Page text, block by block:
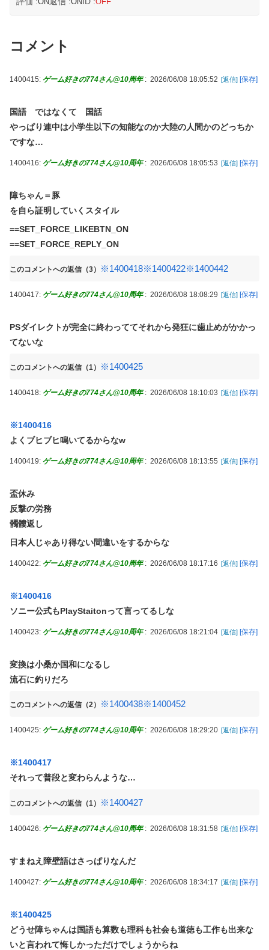
コメント
1400415: ゲーム好きの774さん@10周年 : 2026/06/08 18:05:52 [返信] [保存]
国語 ではなくて 国話
やっぱり連中は小学生以下の知能なのか大陸の人間かのどっちか
ですな…
1400416: ゲーム好きの774さん@10周年 : 2026/06/08 18:05:53 [返信] [保存]
障ちゃん＝豚
を自ら証明していくスタイル
==SET_FORCE_LIKEBTN_ON
==SET_FORCE_REPLY_ON
このコメントへの返信（3） ※1400418※1400422※1400442
1400417: ゲーム好きの774さん@10周年 : 2026/06/08 18:08:29 [返信] [保存]
PSダイレクトが完全に終わっててそれから発狂に歯止めがかかっ
てないな
このコメントへの返信（1） ※1400425
1400418: ゲーム好きの774さん@10周年 : 2026/06/08 18:10:03 [返信] [保存]
※1400416
よくブヒブヒ鳴いてるからなw
1400419: ゲーム好きの774さん@10周年 : 2026/06/08 18:13:55 [返信] [保存]
盃休み
反撃の労務
髑髏返し
日本人じゃあり得ない間違いをするからな
1400422: ゲーム好きの774さん@10周年 : 2026/06/08 18:17:16 [返信] [保存]
※1400416
ソニー公式もPlayStaitonって言ってるしな
1400423: ゲーム好きの774さん@10周年 : 2026/06/08 18:21:04 [返信] [保存]
変換は小桑か国和になるし
流石に釣りだろ
このコメントへの返信（2） ※1400438※1400452
1400425: ゲーム好きの774さん@10周年 : 2026/06/08 18:29:20 [返信] [保存]
※1400417
それって普段と変わらんような…
このコメントへの返信（1） ※1400427
1400426: ゲーム好きの774さん@10周年 : 2026/06/08 18:31:58 [返信] [保存]
すまねえ障壁語はさっぱりなんだ
1400427: ゲーム好きの774さん@10周年 : 2026/06/08 18:34:17 [返信] [保存]
※1400425
どうせ障ちゃんは国語も算数も理科も社会も道徳も工作も出来な
いと言われて悔しかっただけでしょうからね